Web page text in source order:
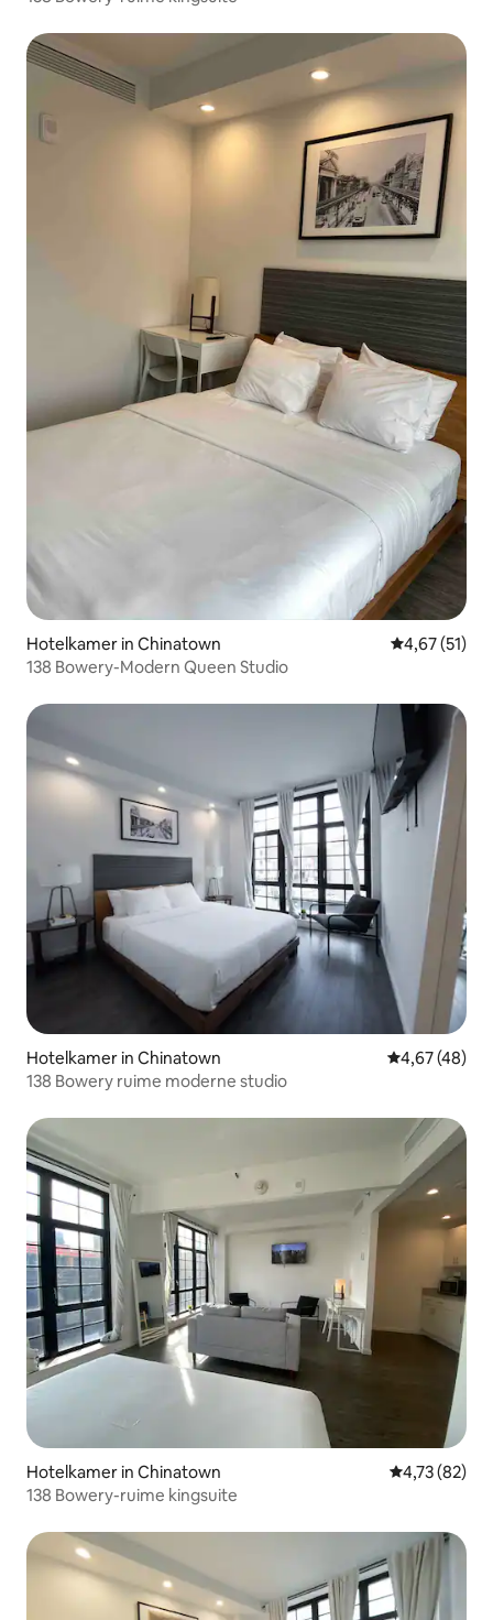
Hotelkamer in Chinatown Gemiddelde
4,67 (51)
138 Bowery-Modern Queen Studio
Hotelkamer in Chinatown Gemiddelde
4,67 (48)
138 Bowery ruime moderne studio
Hotelkamer in Chinatown Gemiddelde
4,73 (82)
138 Bowery-ruime kingsuite